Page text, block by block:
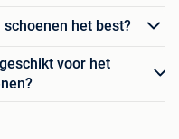
het best?
voor het